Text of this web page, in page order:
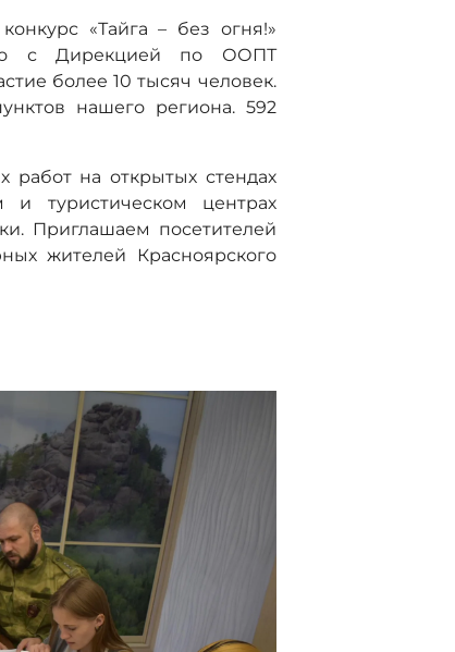
«Тайга – без огня!»
с Дирекцией по ООПТ
более 10 тысяч человек.
нашего региона. 592
на открытых стендах
туристическом центрах
Приглашаем посетителей
жителей Красноярского